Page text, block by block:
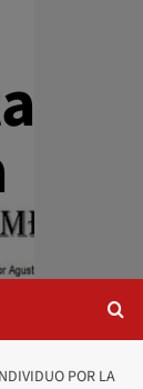
POR LA